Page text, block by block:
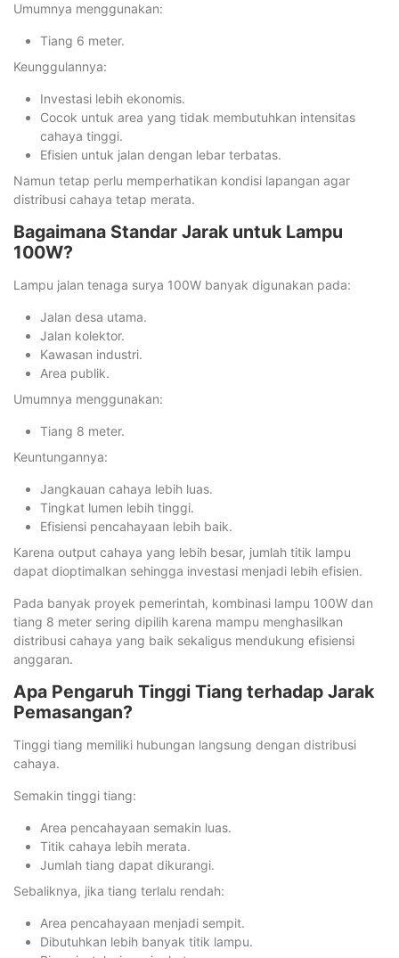
Umumnya menggunakan:
Tiang 6 meter.
Keunggulannya:
Investasi lebih ekonomis.
Cocok untuk area yang tidak membutuhkan intensitas
cahaya tinggi.
Efisien untuk jalan dengan lebar terbatas.
Namun tetap perlu memperhatikan kondisi lapangan agar
distribusi cahaya tetap merata.
Bagaimana Standar Jarak untuk Lampu
100W?
Lampu jalan tenaga surya 100W banyak digunakan pada:
Jalan desa utama.
Jalan kolektor.
Kawasan industri.
Area publik.
Umumnya menggunakan:
Tiang 8 meter.
Keuntungannya:
Jangkauan cahaya lebih luas.
Tingkat lumen lebih tinggi.
Efisiensi pencahayaan lebih baik.
Karena output cahaya yang lebih besar, jumlah titik lampu
dapat dioptimalkan sehingga investasi menjadi lebih efisien.
Pada banyak proyek pemerintah, kombinasi lampu 100W dan
tiang 8 meter sering dipilih karena mampu menghasilkan
distribusi cahaya yang baik sekaligus mendukung efisiensi
anggaran.
Apa Pengaruh Tinggi Tiang terhadap Jarak
Pemasangan?
Tinggi tiang memiliki hubungan langsung dengan distribusi
cahaya.
Semakin tinggi tiang:
Area pencahayaan semakin luas.
Titik cahaya lebih merata.
Jumlah tiang dapat dikurangi.
Sebaliknya, jika tiang terlalu rendah:
Area pencahayaan menjadi sempit.
Dibutuhkan lebih banyak titik lampu.